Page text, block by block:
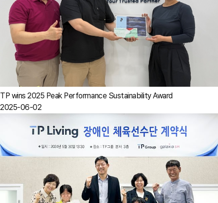
TP wins 2025 Peak Performance Sustainability Award
2025-06-02